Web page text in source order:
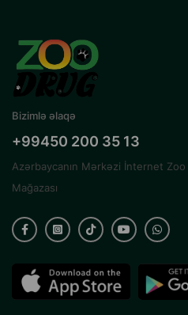
Bizimlə əlaqə
+99450 200 35 13
Azərbaycanın Mərkəzi İnternet Zoo
Mağazası